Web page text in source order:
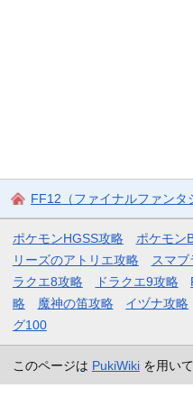
FF12（ファイナルファンタ
ポケモンHGSS攻略 ポケモン
リーズのアトリエ攻略
スマブ
ラクエ8攻略
ドラクエ9攻略
略
魔神の笛攻略 イヅナ攻略
グ100
このページは PukiWikiを用い